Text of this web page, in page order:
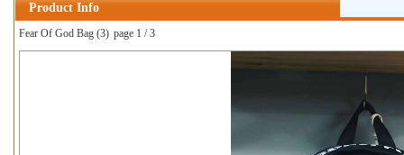
Product Info
Fear Of God Bag (3) page 1 / 3